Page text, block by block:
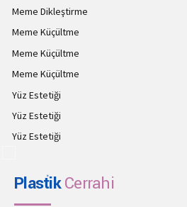
Meme Dikleştirme
Meme Küçültme
Meme Küçültme
Meme Küçültme
Yüz Estetiği
Yüz Estetiği
Yüz Estetiği
PlastikCerrahi